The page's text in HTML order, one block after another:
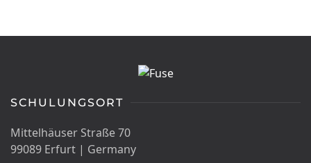
SCHULUNGSORT
Mittelhäuser Straße 70
99089 Erfurt | Germany